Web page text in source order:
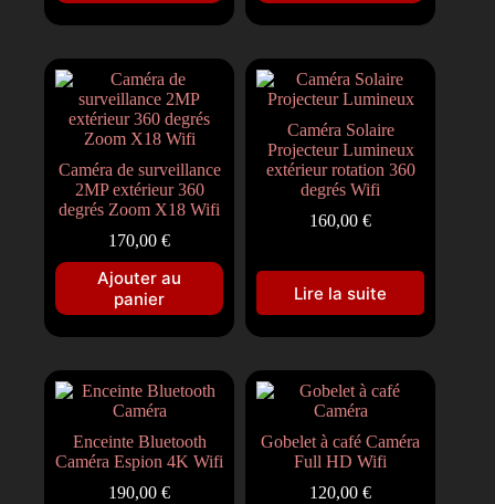
Caméra de surveillance
2MP extérieur 360
degrés Zoom X18 Wifi
170,00€
Ajouter au
panier
Caméra Solaire
Projecteur Lumineux
extérieur rotation 360
degrés Wifi
160,00€
Lire la suite
Enceinte Bluetooth
Caméra Espion 4K Wifi
190,00€
Gobelet à café Caméra
Full HD Wifi
120,00€